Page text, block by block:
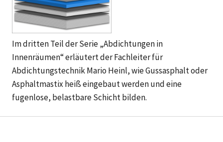
Im dritten Teil der Serie „Abdichtungen in
Innenräumen“ erläutert der Fachleiter für
Abdichtungstechnik Mario Heinl, wie Gussasphalt oder
Asphaltmastix heiß eingebaut werden und eine
fugenlose, belastbare Schicht bilden.